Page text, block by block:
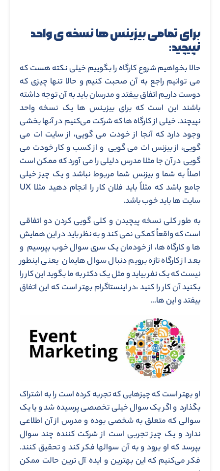
برای تمامی بیزینس ها نسخه ی واحد
نپیچید:
حالا بخواهیم شروع کارگاه را بگوییم خیلی نکته هست که
می توانیم راجع به آن صحبت کنیم و حالا تنها چیزی که
دوست داریم اتفاق بیفتد و مدرسان باید به آن توجه داشته
باشند این است که برای بیزینس ها یک نسخه واحد
نپیچند. خیلی از کارگاه ها که شرکت می‌کنیم در آنها بخشی
وجود دارد که آنجا از خودت می گویی، از سایت ات می
گویی، از بیزنس ات می گویی و از کسب و کار خودت می
گویی در آن جا مثلا مدرس دلیلی را می آورد که ممکن است
اصلاً به شما و بیزنس شما مربوط نباشد و یک چیز خیلی
جامع باشد که مثلاً باید فلان کار را انجام دهید مثلا UX
سایت ها باید خوب باشد.
به طور کلی نسخه پیچیدن و کلی گویی کردن دو اتفاقی
است که واقعاً کمکی نمی کند و به نظر باید در این همایش
ها و کارگاه ها، از خودمان یک سری سوال خوب بپرسیم و
بعد از کارگاه تازه برویم دنبال سوال هایمان یعنی اینطور
نیست که یک نفر بیاید و مثل یک دکتر به ما بگوید این کار را
بکنید آن کار را کنید ،در اینستاگرام بهتر است که این اتفاق
بیفتد و این ها…
او بهتر است که چیزهایی که تجربه کرده است را به اشتراک
بگذارد و اگر یک سوال خیلی تخصصی پرسیده شد و یا یک
سوالی که متعلق به شخصی بوده و مدرس از آن اطلاعی
ندارد و یک چیز تجربی است از شرکت کننده چند سوال
بپرسد که او برود و به آن سوالها فکر کند و تحقیق کنند.
فکر می‌کنیم که این بهترین و ایده آل ترین حالت ممکن